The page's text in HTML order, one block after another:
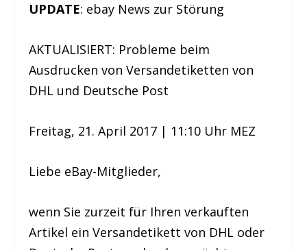
UPDATE: ebay News zur Störung
AKTUALISIERT: Probleme beim
Ausdrucken von Versandetiketten von
DHL und Deutsche Post
Freitag, 21. April 2017 | 11:10 Uhr MEZ
Liebe eBay-Mitglieder,
wenn Sie zurzeit für Ihren verkauften
Artikel ein Versandetikett von DHL oder